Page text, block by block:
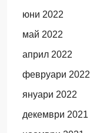
юни 2022
май 2022
април 2022
февруари 2022
януари 2022
декември 2021